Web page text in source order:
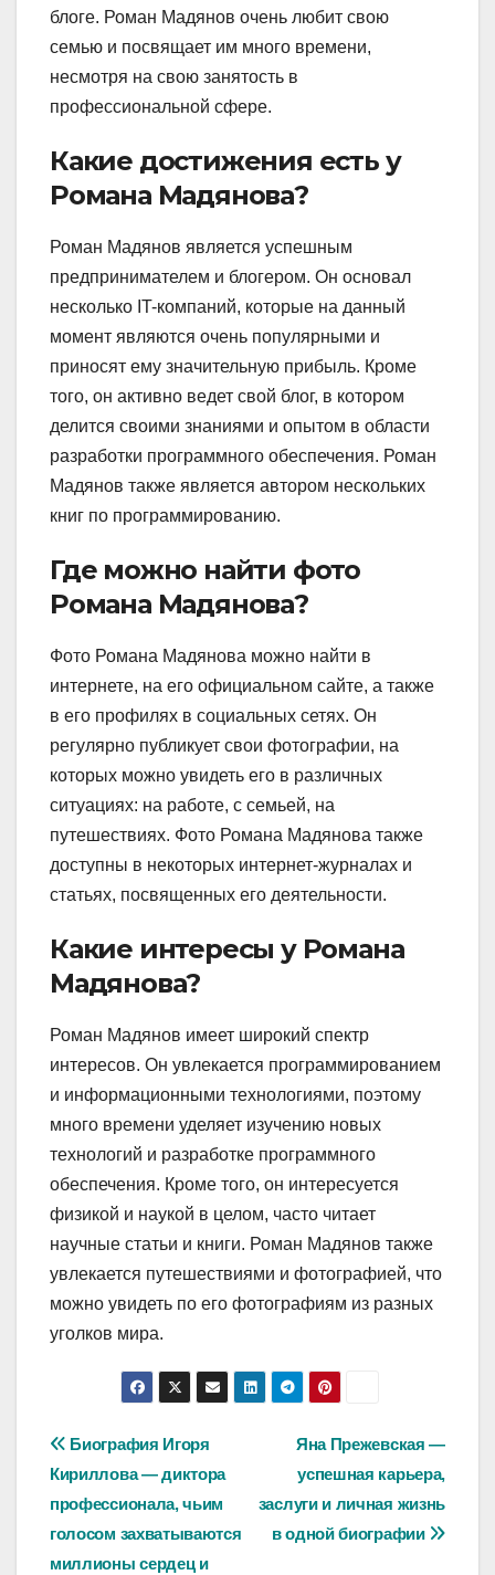
блоге. Роман Мадянов очень любит свою
семью и посвящает им много времени,
несмотря на свою занятость в
профессиональной сфере.
Какие достижения есть у
Романа Мадянова?
Роман Мадянов является успешным
предпринимателем и блогером. Он основал
несколько IT-компаний, которые на данный
момент являются очень популярными и
приносят ему значительную прибыль. Кроме
того, он активно ведет свой блог, в котором
делится своими знаниями и опытом в области
разработки программного обеспечения. Роман
Мадянов также является автором нескольких
книг по программированию.
Где можно найти фото
Романа Мадянова?
Фото Романа Мадянова можно найти в
интернете, на его официальном сайте, а также
в его профилях в социальных сетях. Он
регулярно публикует свои фотографии, на
которых можно увидеть его в различных
ситуациях: на работе, с семьей, на
путешествиях. Фото Романа Мадянова также
доступны в некоторых интернет-журналах и
статьях, посвященных его деятельности.
Какие интересы у Романа
Мадянова?
Роман Мадянов имеет широкий спектр
интересов. Он увлекается программированием
и информационными технологиями, поэтому
много времени уделяет изучению новых
технологий и разработке программного
обеспечения. Кроме того, он интересуется
физикой и наукой в целом, часто читает
научные статьи и книги. Роман Мадянов также
увлекается путешествиями и фотографией, что
можно увидеть по его фотографиям из разных
уголков мира.
Навигация
по
записям
Яна Прежевская —
успешная карьера,
заслуги и личная жизнь
в одной биографии
Биография Игоря
Кириллова — диктора
профессионала, чьим
голосом захватываются
миллионы сердец и